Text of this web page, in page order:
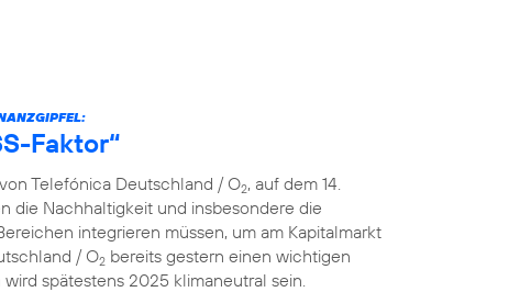
Faktor“
Telefónica Deutschland / O2, auf dem 14.
die Nachhaltigkeit und insbesondere die
integrieren müssen, um am Kapitalmarkt
/ O2 bereits gestern einen wichtigen
spätestens 2025 klimaneutral sein.